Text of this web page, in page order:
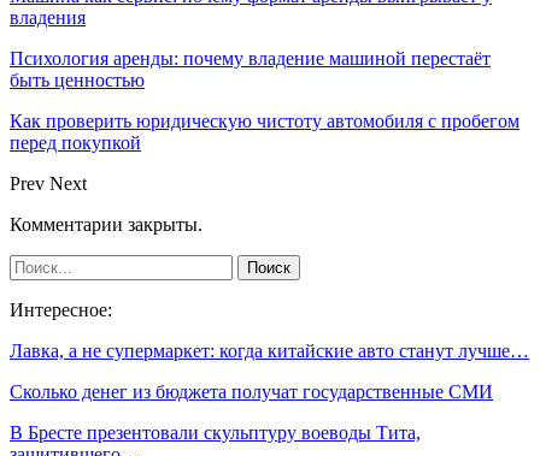
владения
Психология аренды: почему владение машиной перестаёт
быть ценностью
Как проверить юридическую чистоту автомобиля с пробегом
перед покупкой
Prev Next
Комментарии закрыты.
Интересное:
Лавка, а не супермаркет: когда китайские авто станут лучше…
Сколько денег из бюджета получат государственные СМИ
В Бресте презентовали скульптуру воеводы Тита,